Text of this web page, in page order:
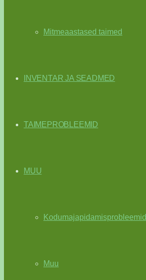
Mitmeaastased taimed
INVENTAR JA SEADMED
TAIMEPROBLEEMID
MUU
Kodumajapidamisprobleemid
Muu